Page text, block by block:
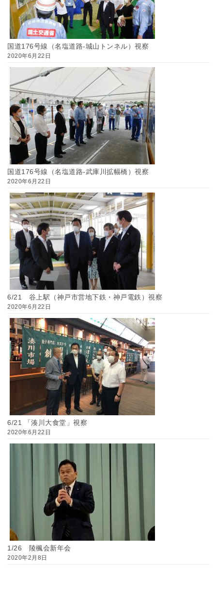
国道176号線（名塩道路-城山トンネル）視察
2020年6月22日
国道176号線（名塩道路-武庫川拡幅橋）視察
2020年6月22日
6/21 谷上駅（神戸市営地下鉄・神戸電鉄）視察
2020年6月22日
6/21 「湊川大食堂」視察
2020年6月22日
1/26 陵楓会新年会
2020年2月8日